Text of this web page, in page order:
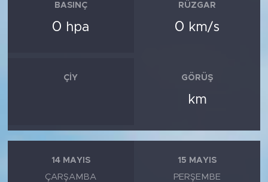
BASINÇ
0 hpa
RÜZGAR
0 km/s
ÇIY GÖRÜŞ
km
14 MAYIS
ÇARŞAMBA
15 MAYIS
PERŞEMBE